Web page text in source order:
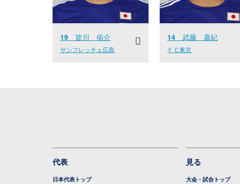
19 皆川 佑介
サンフレッチェ広島
14 武藤 嘉紀
ＦＣ東京
代表
日本代表トップ
見る
大会・試合トップ